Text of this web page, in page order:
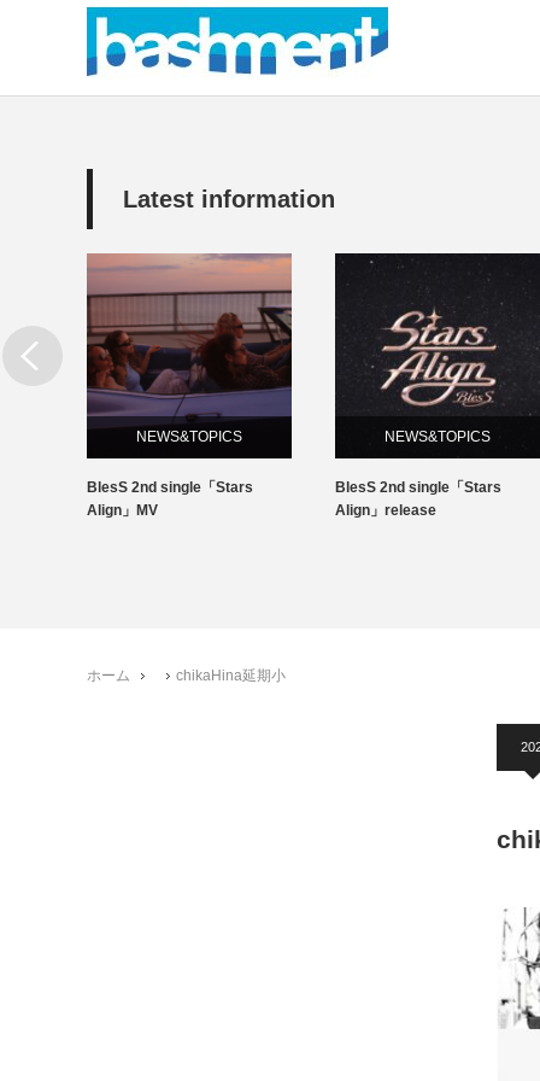
Latest information
NEWS&TOPICS
BlesS 2nd single「Stars
Align」MV
NEWS&TOPICS
BlesS 2nd single「Stars
Align」release
ホーム chikaHina延期小